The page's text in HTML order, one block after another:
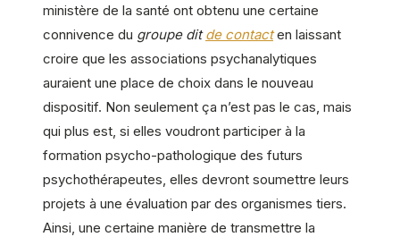
ministère de la santé ont obtenu une certaine
connivence du groupe ditde contacten laissant
croire que les associations psychanalytiques
auraient une place de choix dans le nouveau
dispositif. Non seulement ça n’est pas le cas, mais
qui plus est, si elles voudront participer à la
formation psycho-pathologique des futurs
psychothérapeutes, elles devront soumettre leurs
projets à une évaluation par des organismes tiers.
Ainsi, une certaine manière de transmettre la